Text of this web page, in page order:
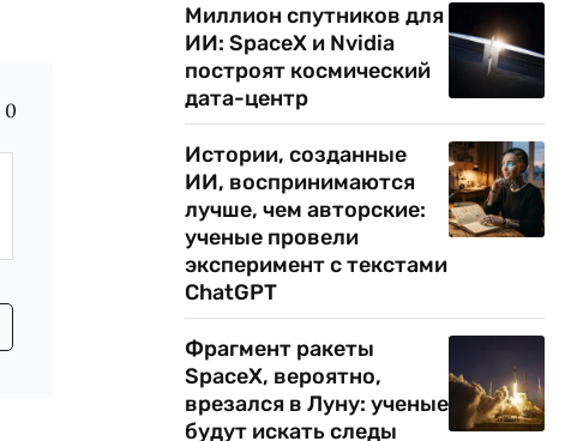
0
Миллион спутников для
ИИ: SpaceX и Nvidia
построят космический
дата-центр
Истории, созданные
ИИ, воспринимаются
лучше, чем авторские:
ученые провели
эксперимент с текстами
ChatGPT
Фрагмент ракеты
SpaceX, вероятно,
врезался в Луну: ученые
будут искать следы